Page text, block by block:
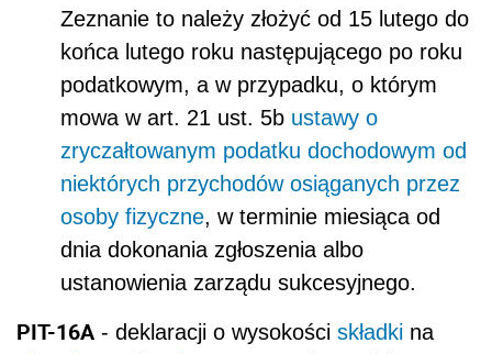
Zeznanie to należy złożyć od 15 lutego do
końca lutego roku następującego po roku
podatkowym, a w przypadku, o którym
mowa w art. 21 ust. 5b ustawy o
zryczałtowanym podatku dochodowym od
niektórych przychodów osiąganych przez
osoby fizyczne, w terminie miesiąca od
dnia dokonania zgłoszenia albo
ustanowienia zarządu sukcesyjnego.
PIT-16A - deklaracji o wysokości składki na